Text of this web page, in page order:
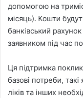
допомогою на
місяць). Кошти
банківський
заявником під час
Ця підтримка
базові потреби,
ліків та інших